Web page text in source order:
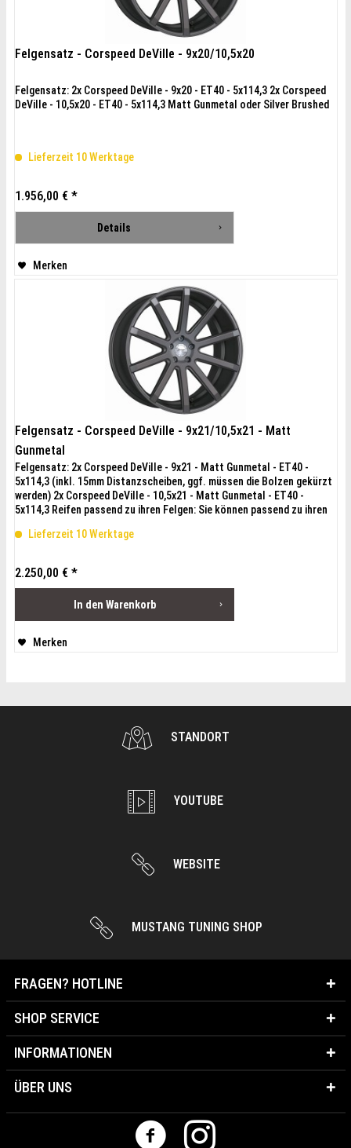
Felgensatz - Corspeed DeVille - 9x20/10,5x20
Felgensatz: 2x Corspeed DeVille - 9x20 - ET40 - 5x114,3 2x Corspeed
DeVille - 10,5x20 - ET40 - 5x114,3 Matt Gunmetal oder Silver Brushed
Lieferzeit 10 Werktage
1.956,00 € *
Details
Merken
Felgensatz - Corspeed DeVille - 9x21/10,5x21 - Matt
Gunmetal
Felgensatz: 2x Corspeed DeVille - 9x21 - Matt Gunmetal - ET40 -
5x114,3 (inkl. 15mm Distanzscheiben, ggf. müssen die Bolzen gekürzt
werden) 2x Corspeed DeVille - 10,5x21 - Matt Gunmetal - ET40 -
5x114,3 Reifen passend zu ihren Felgen: Sie können passend zu ihren
Angabe der Reifenmarke und der gewünschten...
Lieferzeit 10 Werktage
2.250,00 € *
In den Warenkorb
Merken
STANDORT
YOUTUBE
WEBSITE
MUSTANG TUNING SHOP
FRAGEN? HOTLINE
SHOP SERVICE
INFORMATIONEN
ÜBER UNS